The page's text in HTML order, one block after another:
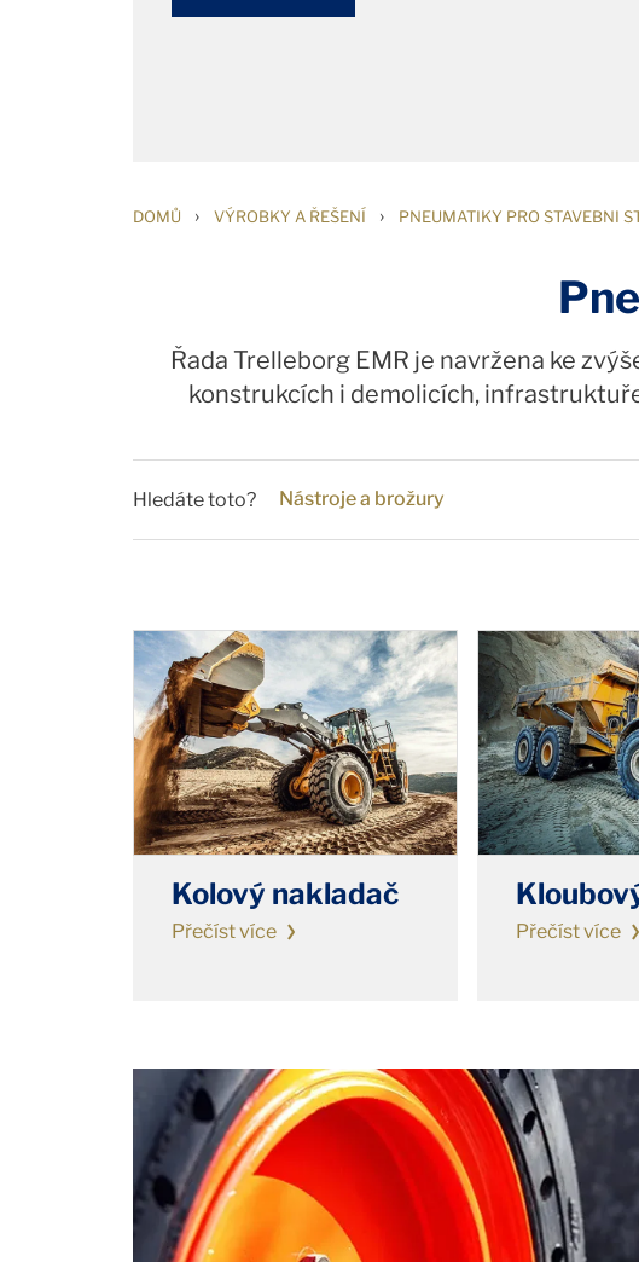
DOMŮ › VÝROBKY A ŘEŠENÍ › PNEUMATIKY PRO STAVEBNI
Řada Trelleborg EMR je navržena ke
konstrukcích i demolicích,
Hledáte toto? Nástroje a brožury
Kolový nakladač
Přečíst více Přečíst více